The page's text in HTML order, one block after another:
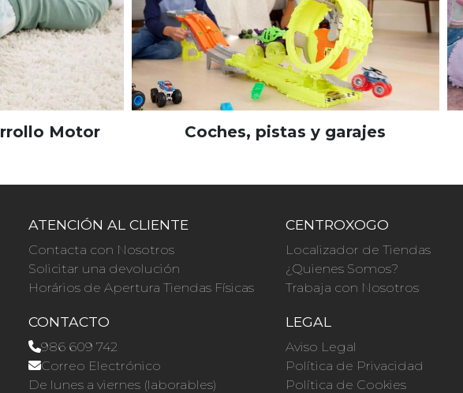
Motor Coches, pistas y garajes
ATENCIÓN AL CLIENTE
Contacta con Nosotros
Solicitar una devolución
Horários de Apertura Tiendas Físicas
CONTACTO
986 609 742
Correo Electrónico
De lunes a viernes (laborables)
CENTROXOGO
Localizador de Tiendas
¿Quienes Somos?
Trabaja con Nosotros
LEGAL
Aviso Legal
Política de Privacidad
Política de Cookies